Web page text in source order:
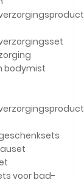
bodymist
voor bad-